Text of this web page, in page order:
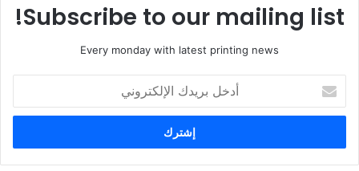
Subscribe to our mailing list!
Every monday with latest printing news
بريدك
الإلكتروني